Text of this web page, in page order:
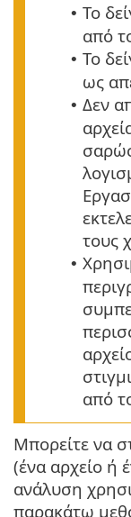
• Το
από
• Το
ως
• Δεν
τους
•
από
Μπορείτε να
(ένα αρχείο ή
ανάλυση
παρακάτω